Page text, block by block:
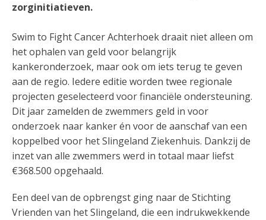
zorginitiatieven.
Swim to Fight Cancer Achterhoek draait niet alleen om
het ophalen van geld voor belangrijk
kankeronderzoek, maar ook om iets terug te geven
aan de regio. Iedere editie worden twee regionale
projecten geselecteerd voor financiële ondersteuning.
Dit jaar zamelden de zwemmers geld in voor
onderzoek naar kanker én voor de aanschaf van een
koppelbed voor het Slingeland Ziekenhuis. Dankzij de
inzet van alle zwemmers werd in totaal maar liefst
€368.500 opgehaald.
Een deel van de opbrengst ging naar de Stichting
Vrienden van het Slingeland, die een indrukwekkende